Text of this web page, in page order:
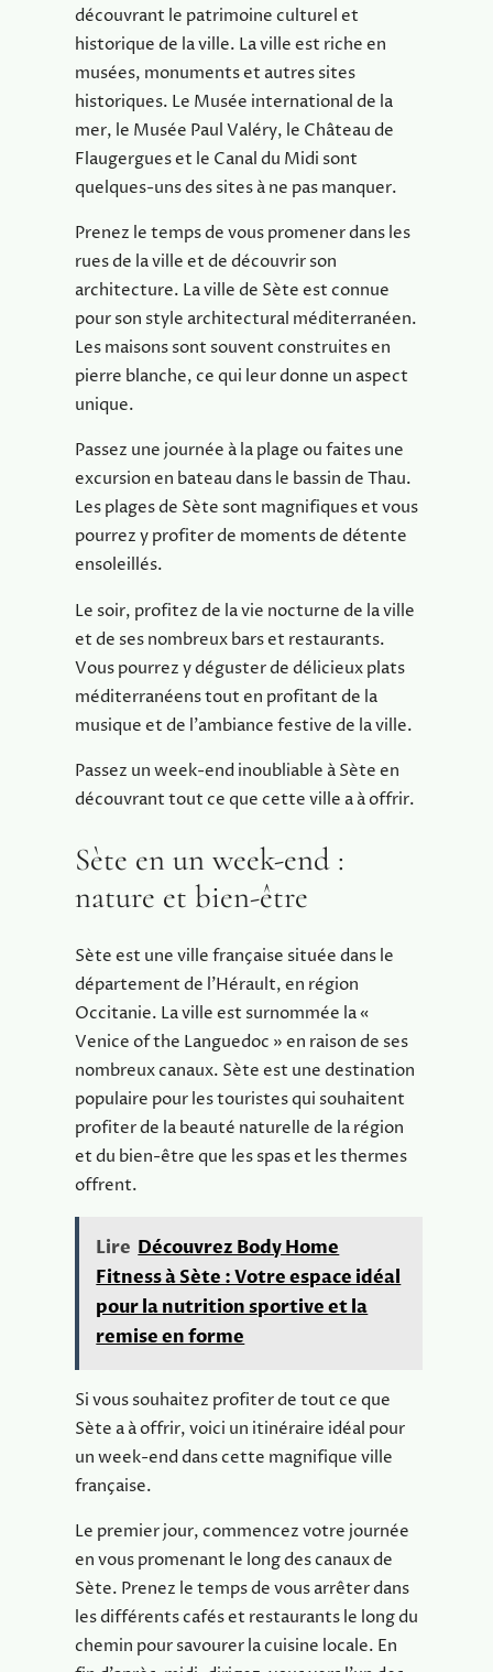
découvrant le patrimoine culturel et
historique de la ville. La ville est riche en
musées, monuments et autres sites
historiques. Le Musée international de la
mer, le Musée Paul Valéry, le Château de
Flaugergues et le Canal du Midi sont
quelques-uns des sites à ne pas manquer.
Prenez le temps de vous promener dans les
rues de la ville et de découvrir son
architecture. La ville de Sète est connue
pour son style architectural méditerranéen.
Les maisons sont souvent construites en
pierre blanche, ce qui leur donne un aspect
unique.
Passez une journée à la plage ou faites une
excursion en bateau dans le bassin de Thau.
Les plages de Sète sont magnifiques et vous
pourrez y profiter de moments de détente
ensoleillés.
Le soir, profitez de la vie nocturne de la ville
et de ses nombreux bars et restaurants.
Vous pourrez y déguster de délicieux plats
méditerranéens tout en profitant de la
musique et de l’ambiance festive de la ville.
Passez un week-end inoubliable à Sète en
découvrant tout ce que cette ville a à offrir.
Sète en un week-end :
nature et bien-être
Sète est une ville française située dans le
département de l’Hérault, en région
Occitanie. La ville est surnommée la «
Venice of the Languedoc » en raison de ses
nombreux canaux. Sète est une destination
populaire pour les touristes qui souhaitent
profiter de la beauté naturelle de la région
et du bien-être que les spas et les thermes
offrent.
Lire Découvrez Body Home
Fitness à Sète : Votre espace idéal
pour la nutrition sportive et la
remise en forme
Si vous souhaitez profiter de tout ce que
Sète a à offrir, voici un itinéraire idéal pour
un week-end dans cette magnifique ville
française.
Le premier jour, commencez votre journée
en vous promenant le long des canaux de
Sète. Prenez le temps de vous arrêter dans
les différents cafés et restaurants le long du
chemin pour savourer la cuisine locale. En